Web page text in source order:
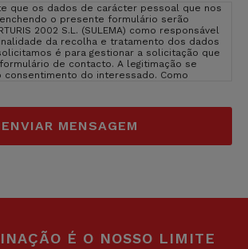
que os dados de carácter pessoal que nos
o presente formulário serão
2002 S.L. (SULEMA) como responsável
da recolha e tratamento dos dados
é para gestionar a solicitação que
de contacto. A legitimação se
consentimento do interessado. Como
de SULEMA). OVH Hispano está inserido na
pais cujo nível de protecção são adquados
da EU.Ver politica de privacidade de OVH
assim como o direito a apresentar uma
sulemagroup.com assim como consultar a
. É O NOSSO LIMITE